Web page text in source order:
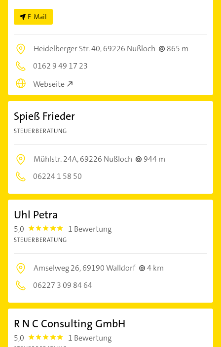
E-Mail
Heidelberger Str. 40,69226 Nußloch
865 m
0162 9 49 17 23
Webseite
Spieß Frieder
STEUERBERATUNG
Mühlstr. 24A,69226 Nußloch
944 m
06224 1 58 50
Uhl Petra
5,0 5.0 1 Bewertung
STEUERBERATUNG
Amselweg 26,69190 Walldorf
4 km
06227 3 09 84 64
R N C Consulting GmbH
5,0 5.0 1 Bewertung